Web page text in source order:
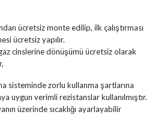
ücretsiz monte edilip, ilk çalıştırması
ücretsiz yapılır.
cinslerine dönüşümü ücretsiz olarak
sisteminde zorlu kullanma şartlarına
uygun verimli rezistanslar kullanılmıştır.
üzerinde sıcaklığı ayarlayabilir